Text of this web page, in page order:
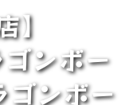
】
ンボー
ンボー